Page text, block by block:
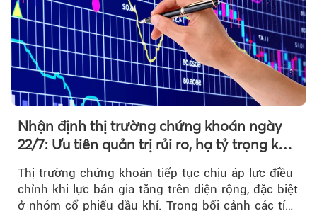
Nhận định thị trường chứng khoán ngày
22/7: Ưu tiên quản trị rủi ro, hạ tỷ trọng khi
Thị trường chứng khoán tiếp tục chịu áp lực điều
chỉnh khi lực bán gia tăng trên diện rộng, đặc biệt
ở nhóm cổ phiếu dầu khí. Trong bối cảnh các tín